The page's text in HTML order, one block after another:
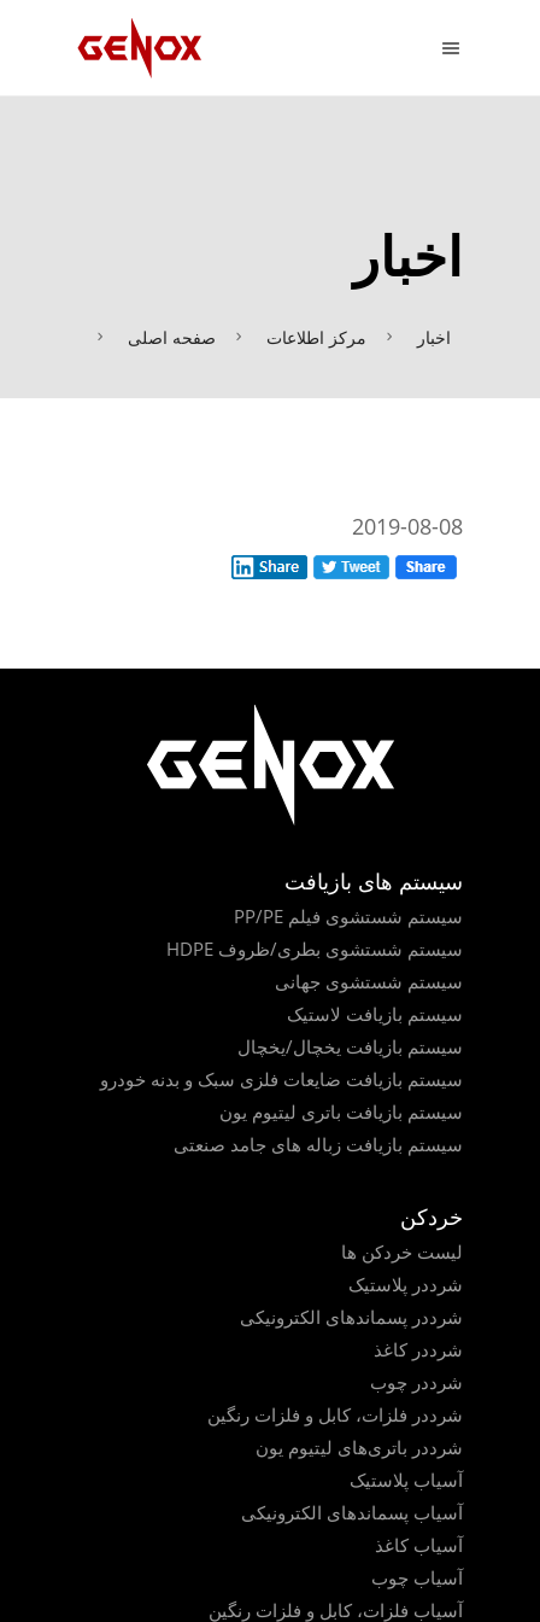
اخبار
صفحه اصلی مرکز اطلاعات اخبار
2019-08-08
سیستم های بازیافت
سیستم شستشوی فیلم PP/PE
سیستم شستشوی بطری/ظروف HDPE
سیستم شستشوی جهانی
سیستم بازیافت لاستیک
سیستم بازیافت یخچال/یخچال
سیستم بازیافت ضایعات فلزی سبک و بدنه خودرو
سیستم بازیافت باتری لیتیوم یون
سیستم بازیافت زباله های جامد صنعتی
خردکن
لیست خردکن ها
شرددر پلاستیک
شرددر پسماندهای الکترونیکی
شرددر کاغذ
شرددر چوب
شرددر فلزات، کابل و فلزات رنگین
شرددر باتری‌های لیتیوم یون
آسیاب پلاستیک
آسیاب پسماندهای الکترونیکی
آسیاب کاغذ
آسیاب چوب
آسیاب فلزات، کابل و فلزات رنگین